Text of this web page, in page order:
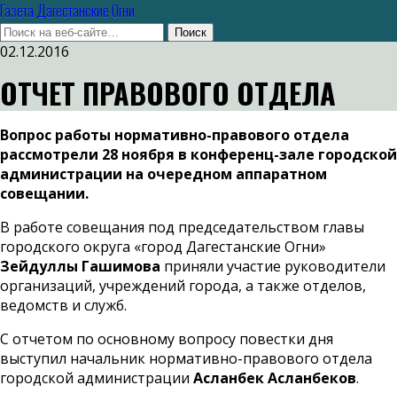
Газета Дагестанские Огни
02.12.2016
ОТЧЕТ ПРАВОВОГО ОТДЕЛА
Вопрос работы нормативно-правового отдела
рассмотрели 28 ноября в конференц-зале городской
администрации на очередном аппаратном
совещании.
В работе совещания под председательством главы
городского округа «город Дагестанские Огни»
Зейдуллы Гашимова приняли участие руководители
организаций, учреждений города, а также отделов,
ведомств и служб.
С отчетом по основному вопросу повестки дня
выступил начальник нормативно-правового отдела
городской администрации Асланбек Асланбеков.